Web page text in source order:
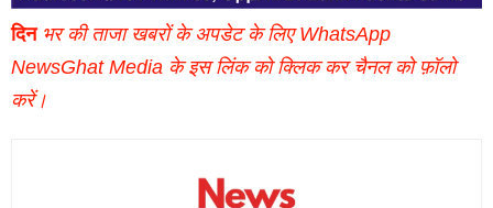
दिनभर की ताजा खबरों के अपडेट के लिए WhatsApp
NewsGhat Media के इस लिंक को क्लिक कर चैनल को फ़ॉलो
करें।